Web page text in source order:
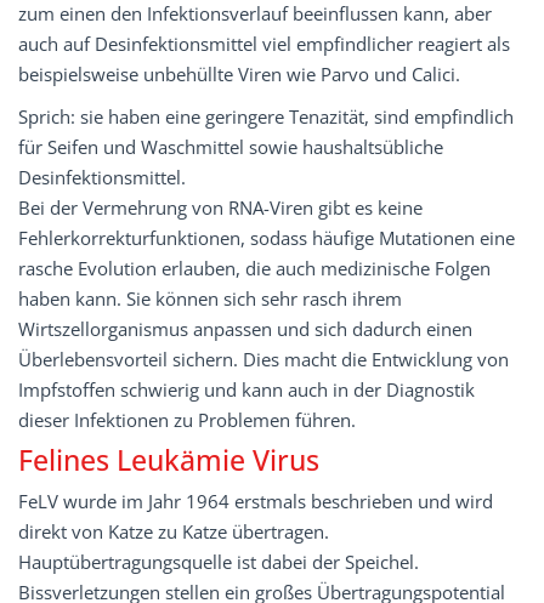
zum einen den Infektionsverlauf beeinflussen kann, aber
auch auf Desinfektionsmittel viel empfindlicher reagiert als
beispielsweise unbehüllte Viren wie Parvo und Calici.
Sprich: sie haben eine geringere Tenazität, sind empfindlich
für Seifen und Waschmittel sowie haushaltsübliche
Desinfektionsmittel.
Bei der Vermehrung von RNA-Viren gibt es keine
Fehlerkorrekturfunktionen, sodass häufige Mutationen eine
rasche Evolution erlauben, die auch medizinische Folgen
haben kann. Sie können sich sehr rasch ihrem
Wirtszellorganismus anpassen und sich dadurch einen
Überlebensvorteil sichern. Dies macht die Entwicklung von
Impfstoffen schwierig und kann auch in der Diagnostik
dieser Infektionen zu Problemen führen.
Felines Leukämie Virus
FeLV wurde im Jahr 1964 erstmals beschrieben und wird
direkt von Katze zu Katze übertragen.
Hauptübertragungsquelle ist dabei der Speichel.
Bissverletzungen stellen ein großes Übertragungspotential